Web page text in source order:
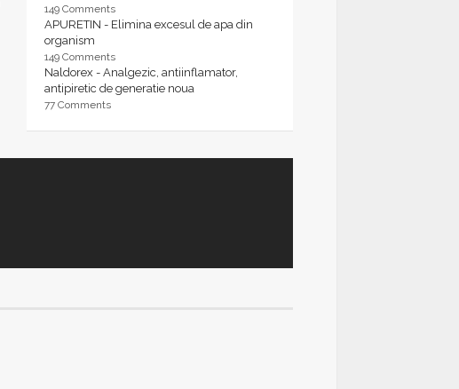
149 Comments
APURETIN - Elimina excesul de apa din
organism
149 Comments
Naldorex - Analgezic, antiinflamator,
antipiretic de generatie noua
77 Comments